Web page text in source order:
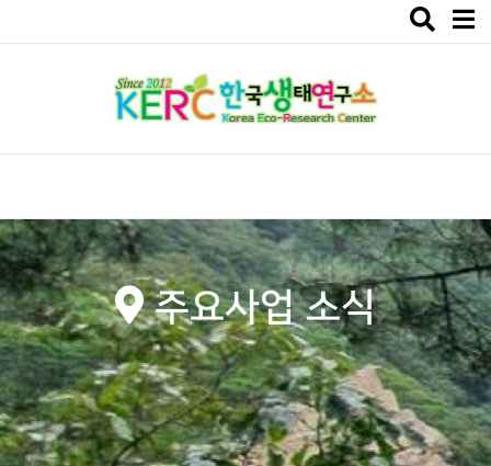
Toggle
주요사업 소식